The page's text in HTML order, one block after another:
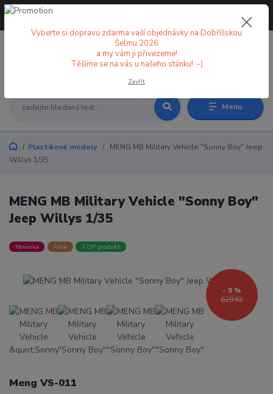
Menu
+420 773 998 582
Plastikové modely
MENG MB Military Vehicle "Sonny Boy" Jeep
Willys 1/35
MENG MB Military Vehicle "Sonny Boy"
Jeep Willys 1/35
Novinka Akce TOP produkt
629 Kč
- 5 %
Meng VS-011
Vyberte si dopravu zdarma vaší objednávky na Dobříšskou
Šelmu 2026
a my vám ji přivezeme!
Těšíme se na vás u našeho stánku! :-)
Zavřít